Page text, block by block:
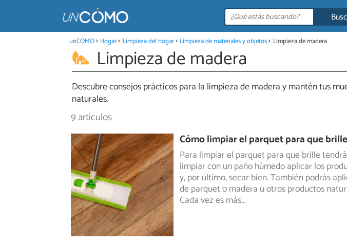
unCOMO Hogar Limpieza del hogar Limpieza de materiales y objetos Limpieza de madera
Limpieza de madera
Descubre consejos prácticos para la limpieza de madera y mantén tus
naturales.
9 artículos
Cómo limpiar el parquet para que
Para limpiar el parquet para que brille
limpiar con un paño húmedo aplicar los
y, por último, secar bien. También podrás
de parquet o madera u otros productos
Cada vez es más...